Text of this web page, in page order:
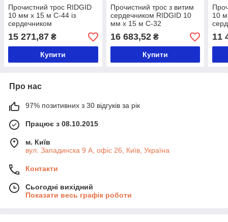
Прочистний трос RIDGID
10 мм x 15 м C-44 із
сердечником
15 271,87 ₴
Купити
Прочистний трос з витим
сердечником RIDGID 10
мм x 15 м C-32
16 683,52₴
Купити
10
11
Про нас
97% позитивних з 30 відгуків за рік
Працює з 08.10.2015
м. Київ
вул. Западинска 9 А, офіс 26, Київ, Україна
Контакти
Сьогодні вихідний
Показати весь графік роботи